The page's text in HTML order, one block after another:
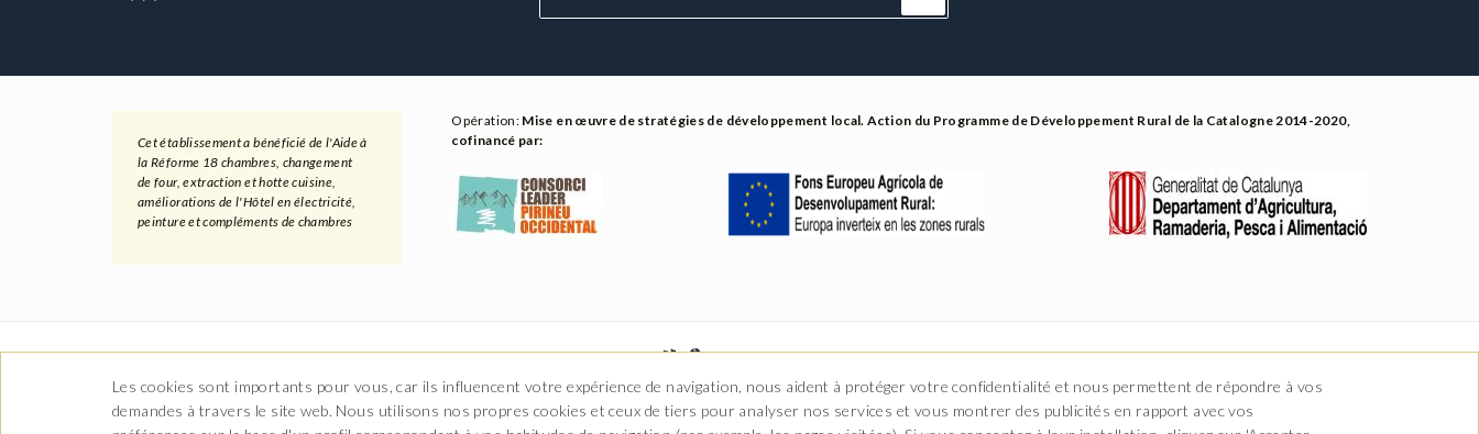
Cet établissement a bénéficié de l'Aide à
la Réforme 18 chambres, changement
de four, extraction et hotte cuisine,
améliorations de l'Hôtel en électricité,
peinture et compléments de chambres
Opération: Mise en œuvre de stratégies de développement local. Action du Programme de Développement Rural de la Catalogne 2014-2020,
cofinancé par:
Les cookies sont importants pour vous, car ils influencent votre expérience de navigation, nous aident à protéger votre confidentialité et nous permettent de répondre à vos
demandes à travers le site web. Nous utilisons nos propres cookies et ceux de tiers pour analyser nos services et vous montrer des publicités en rapport avec vos